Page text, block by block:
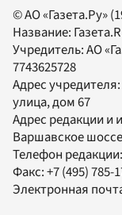
© АО «Газета.Ру»
Название:
Учредитель:АО
7743625728
Адрес
улица, дом 67
Адрес редакции и
Варшавское
Телефон редакции:
Факс:+7 (495) 785-
Электронная